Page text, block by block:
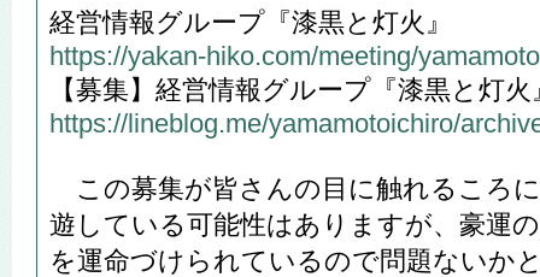
経営情報グループ『漆黒と灯火』
https://yakan-hiko.com/meeting/
【募集】経営情報グループ『漆黒と灯
https://lineblog.me/yamamotoichiro/
この募集が皆さんの目に触れるころ
遊している可能性はありますが、豪運
を運命づけられているので問題ないか